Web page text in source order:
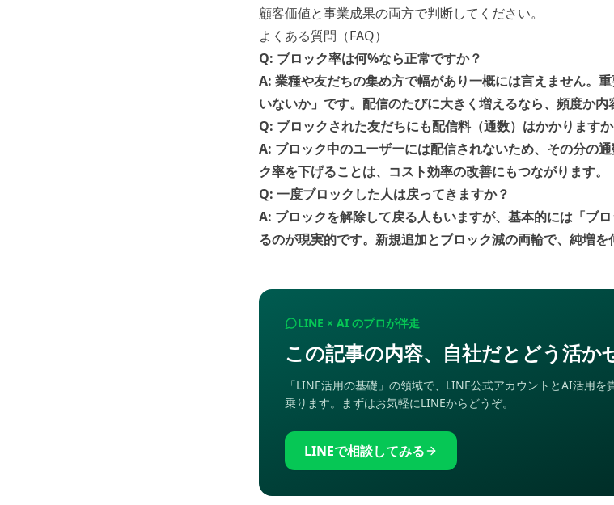
顧客価値と事業成果の両方で判断してください。
よくある質問（FAQ）
Q: ブロック率は何%なら正常ですか？
A: 業種や友だちの集め方で幅があり一概には言えません。
いないか」です。配信のたびに大きく増えるなら、頻度か内
Q: ブロックされた友だちにも配信料（通数）はかかりますか
A: ブロック中のユーザーには配信されないため、その分の
ク率を下げることは、コスト効率の改善にもつながります。
Q: 一度ブロックした人は戻ってきますか？
A: ブロックを解除して戻る人もいますが、基本的には「ブ
るのが現実的です。新規追加とブロック減の両輪で、純増を
LINE × AI のプロが伴走
この記事の内容、自社だとどう活か
「LINE活用の基礎」の領域で、LINE公式アカウントとAI活用
乗ります。まずはお気軽にLINEからどうぞ。
LINEで相談してみる